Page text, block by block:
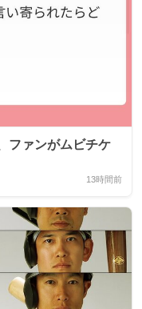
ファンがムビチケ
13時間前